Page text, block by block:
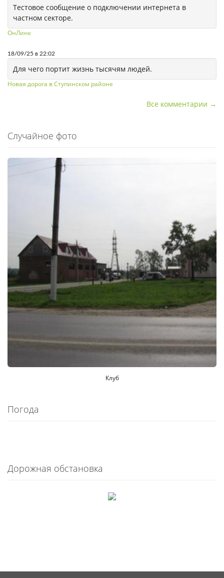
Тестовое сообщение о подключении интернета в
частном секторе.
ОнЛинк
18/09/25 в 22:02
Для чего портит жизнь тысячям людей.
Новая дорога в Ступинском районе
Все комментарии →
Случайное фото
Клуб
Погода
Дорожная обстановка